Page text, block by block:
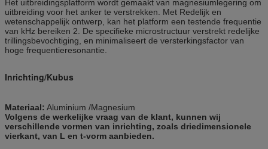
Het uitbreidingsplatform wordt gemaakt van magnesiumlegering om
uitbreiding voor het anker te verstrekken. Met Redelijk en
wetenschappelijk ontwerp, kan het platform een testende frequentie
van kHz bereiken 2. De specifieke microstructuur verstrekt redelijke
trillingsbevochtiging, en minimaliseert de versterkingsfactor van
hoge frequentieresonantie.
Inrichting/Kubus
Materiaal: Aluminium /Magnesium
Volgens de werkelijke vraag van de klant, kunnen wij
verschillende vormen van inrichting, zoals driedimensionele
vierkant, van L en t-vorm aanbieden.